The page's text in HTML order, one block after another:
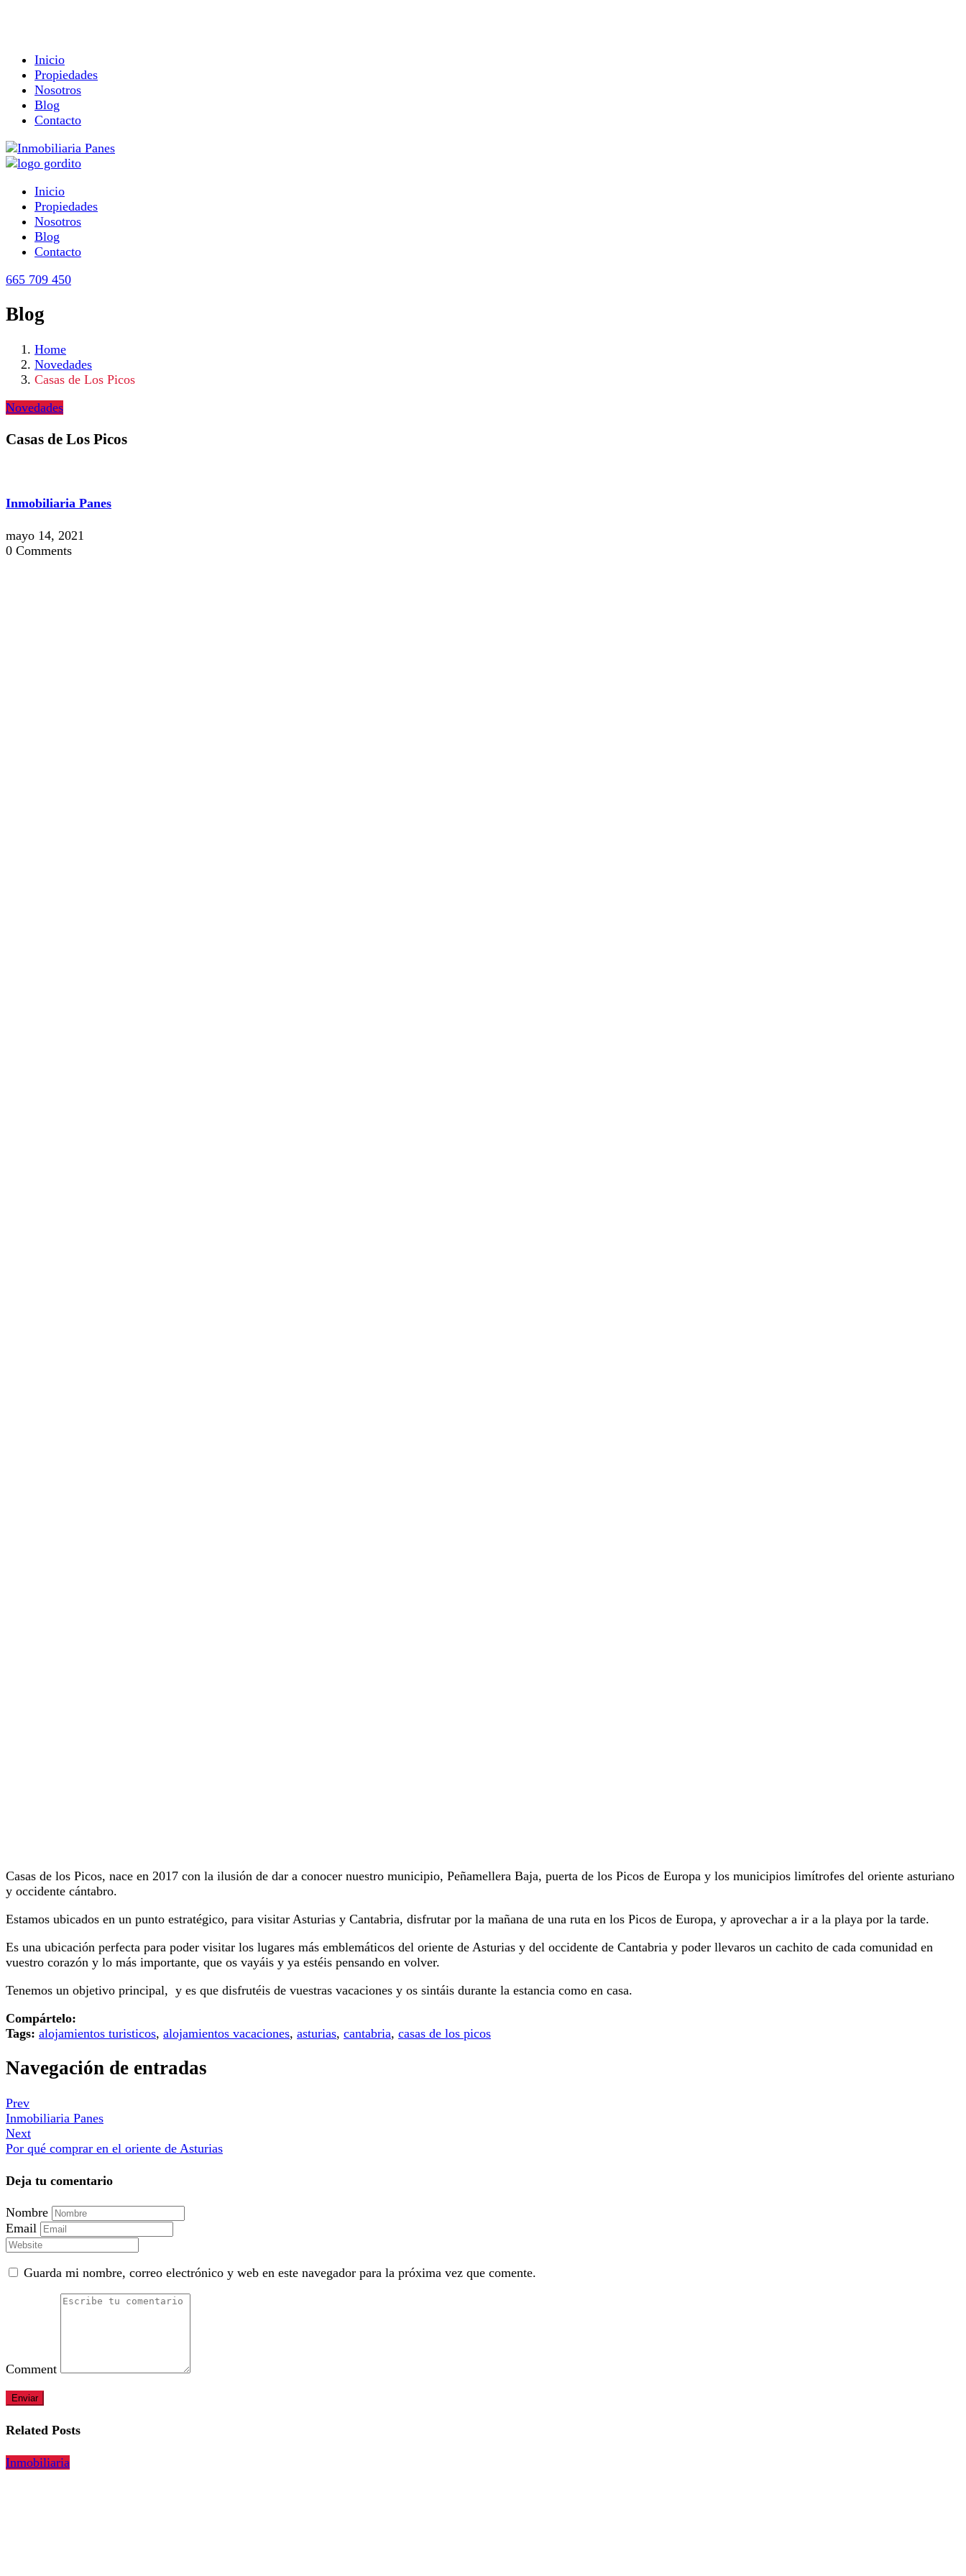
Inicio
Propiedades
Nosotros
Blog
Contacto
Inicio
Propiedades
Nosotros
Blog
Contacto
665 709 450
Blog
Home
Novedades
Casas de Los Picos
Novedades
Casas de Los Picos
Inmobiliaria Panes
mayo 14, 2021
0 Comments
Casas de los Picos, nace en 2017 con la ilusión de dar a conocer nuestro municipio, Peñamellera Baja, puerta de los Picos de Europa y los municipios limítrofes del oriente asturiano
y occidente cántabro.
Estamos ubicados en un punto estratégico, para visitar Asturias y Cantabria, disfrutar por la mañana de una ruta en los Picos de Europa, y aprovechar a ir a la playa por la tarde.
Es una ubicación perfecta para poder visitar los lugares más emblemáticos del oriente de Asturias y del occidente de Cantabria y poder llevaros un cachito de cada comunidad en
vuestro corazón y lo más importante, que os vayáis y ya estéis pensando en volver.
Tenemos un objetivo principal, y es que disfrutéis de vuestras vacaciones y os sintáis durante la estancia como en casa.
Compártelo:
Tags: alojamientos turisticos, alojamientos vacaciones, asturias, cantabria, casas de los picos
Navegación de entradas
Prev
Inmobiliaria Panes
Next
Por qué comprar en el oriente de Asturias
Deja tu comentario
Nombre
Email
Guarda mi nombre, correo electrónico y web en este navegador para la próxima vez que comente.
Comment
Related Posts
Inmobiliaria